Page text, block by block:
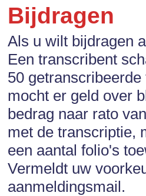
Bijdragen
Als u wilt bijdragen
Een transcribent
50
mocht er geld over
bedrag naar rato
met de transcriptie,
een aantal folio's
Vermeldt uw
aanmeldingsmail.